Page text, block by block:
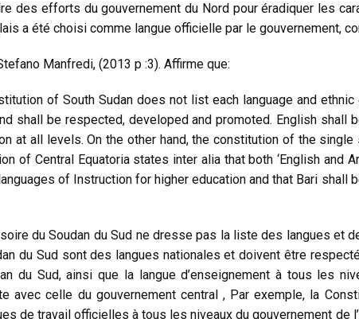
des efforts du gouvernement du Nord pour éradiquer les
a été choisi comme langue officielle par le gouvernement,
Manfredi, (2013 p :3). Affirme que:
of South Sudan does not list each language and
shall be respected, developed and promoted. English
at all levels. On the other hand, the constitution of the
of Central Equatoria states inter alia that both ‘English
of Instruction for higher education and that Bari
du Soudan du Sud ne dresse pas la liste des langues
du Sud sont des langues nationales et doivent être
du Sud, ainsi que la langue d’enseignement à tous les
avec celle du gouvernement central , Par exemple, la
de travail officielles à tous les niveaux du gouvernement de